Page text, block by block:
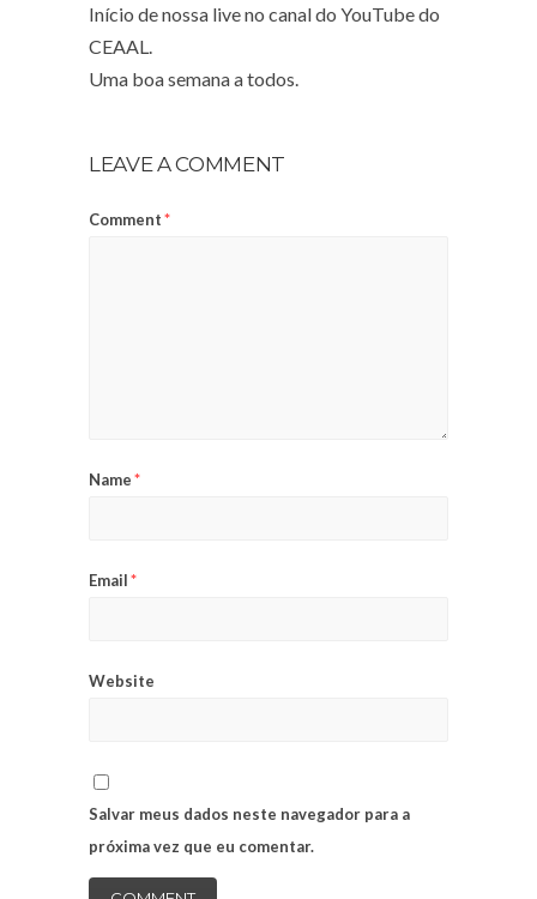
Início de nossa live no canal do YouTube do
CEAAL.
Uma boa semana a todos.
LEAVE A COMMENT
Comment*
Name*
Email*
Website
Salvar meus dados neste navegador para a
próxima vez que eu comentar.